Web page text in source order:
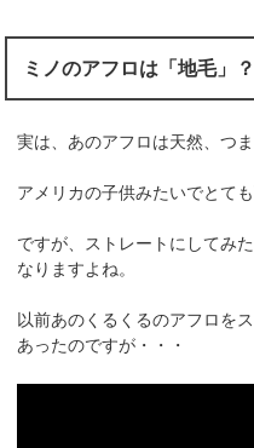
ミノのアフロは「地毛」
実は、あのアフロは天然、つ
アメリカの子供みたいでとて
ですが、ストレートにしてみ
なりますよね。
以前あのくるくるのアフロを
あったのですが・・・